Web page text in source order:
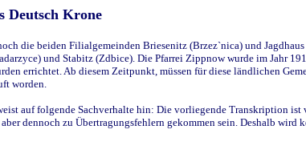
Deutsch Krone
die beiden Filialgemeinden Briesenitz (Brzez`nica) und
und Stabitz (Zdbice). Die Pfarrei Zippnow wurde im Jahr
errichtet. Ab diesem Zeitpunkt, müssen für diese ländlichen
worden.
auf folgende Sachverhalte hin: Die vorliegende Transkription
dennoch zu Übertragungsfehlern gekommen sein. Deshalb wird